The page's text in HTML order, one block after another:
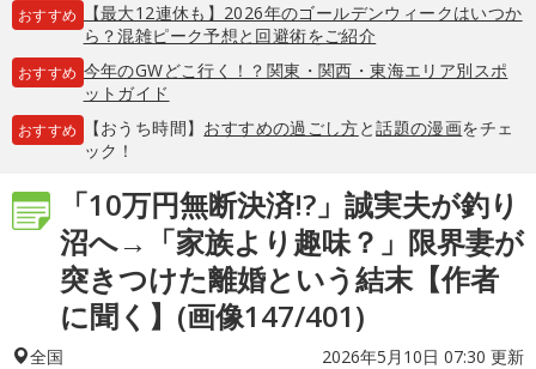
おすすめ
【最大12連休も】2026年のゴールデンウィークはいつか
ら？混雑ピーク予想と回避術をご紹介
おすすめ 今年のGWどこ行く！？関東・関西・東海エリア別スポ
ットガイド
おすすめ 【おうち時間】 おすすめの過ごし方と話題の漫画をチェ
ック！
「10万円無断決済!?」誠実夫が釣り
沼へ→「家族より趣味？」限界妻が
突きつけた離婚という結末【作者
に聞く】(画像147/401)
全国 2026年5月10日 07:30 更新